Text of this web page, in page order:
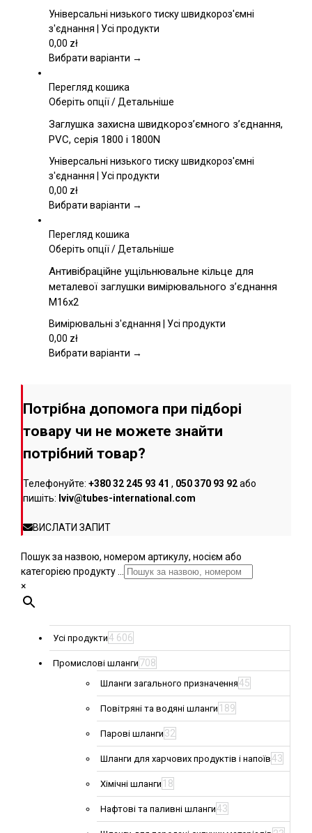
Параметри
можна
на
товару
Універсальні низького тиску швидкороз'ємні
з'єднання | Усі продукти
0,00 zł
Вибрати варіанти →
Перегляд кошика
Оберіть опціїЦей
має
кілька
варіантів.
Параметри
вибрати
сторінці
товару
/Детальніше
Заглушка захисна швидкороз’ємного з’єднання,
PVC, серія 1800 і 1800N
Універсальні низького тиску швидкороз'ємні
з'єднання | Усі продукти
0,00 zł
Вибрати варіанти →
Перегляд кошика
Оберіть опціїЦей
має
кілька
Параметри
вибрати
/Детальніше
Антивібраційне ущільнювальне кільце для
металевої заглушки вимірювального з’єднання
M16x2
Вимірювальні з'єднання | Усі продукти
0,00 zł
Вибрати варіанти →
Потрібна допомога при підборі
товару чи не можете знайти
потрібний товар?
Телефонуйте: +380 32 245 93 41 , 050 370 93 92або
пишіть: lviv@tubes-international.com
ВИСЛАТИ ЗАПИТ
Пошук за назвою, номером артикулу, носієм або
категорією продукту ...
×
Усі продукти4 606
Промислові шланги 708
Шланги загального призначення45
Повітряні та водяні шланги 189
Парові шланги 32
Шланги для харчових продуктів і напоїв43
Хімічні шланги 18
Нафтові та паливні шланги43